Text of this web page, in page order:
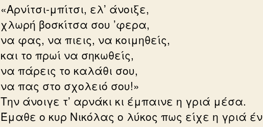
«Αρνίτσι-μπίτσι, ελ’ άνοιξε,
χλωρή βοσκίτσα σου ’φερα,
να φας, να πιεις, να κοιμηθείς,
και το πρωί να σηκωθείς,
να πάρεις το καλάθι σου,
να πας στο σχολειό σου!»
Την άνοιγε τ’ αρνάκι κι έμπαινε η γριά μέσα.
Έμαθε ο κυρ Νικόλας ο λύκος πως είχε η γριά